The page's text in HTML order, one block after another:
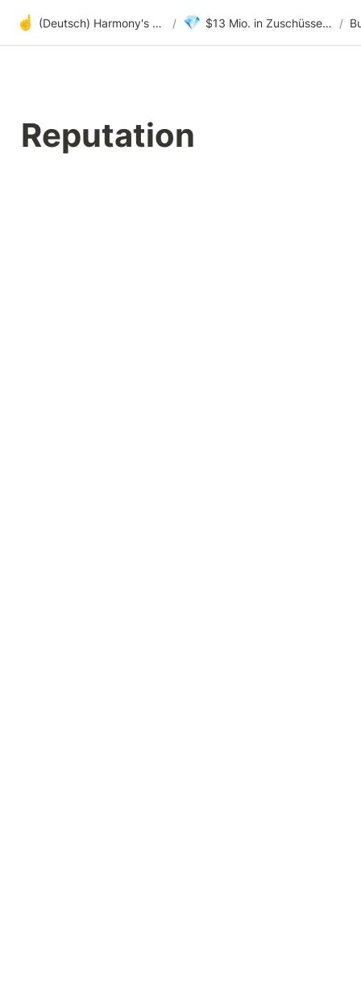
☝️ (Deutsch) Harmony's offene Entwicklung / 💎 $13 Mio. in Zuschüssen & Prämien auf NFTs /
Reputation